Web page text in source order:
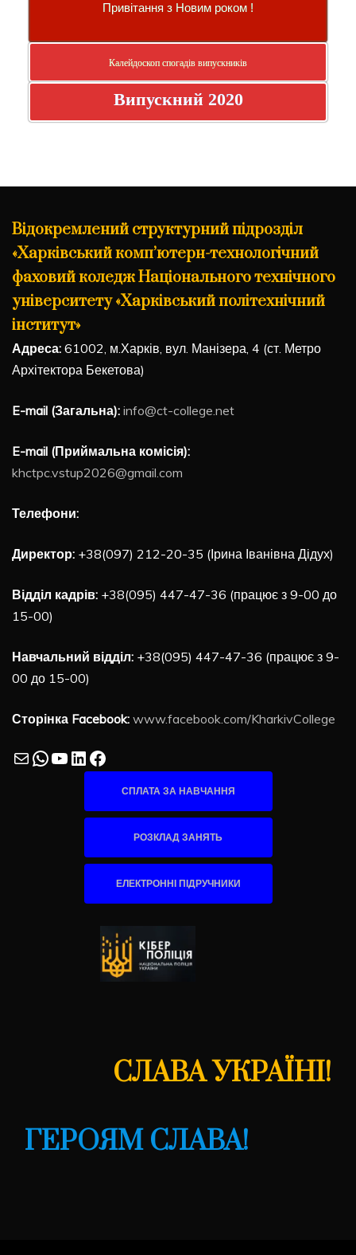
Привітання з Новим роком !
Калейдоскоп спогадів випускників
Випускний 2020
Відокремлений структурний підрозділ
«Харківський комп’ютерн-технологічний
фаховий коледж Національного технічного
університету «Харківський політехнічний
інститут»
Адреса: 61002, м.Харків, вул. Манізера, 4 (ст. Метро
Архітектора Бекетова)
E-mail (Загальна): info@ct-college.net
E-mail (Приймальна комісія):
khctpc.vstup2026@gmail.com
Телефони:
Директор: +38(097) 212-20-35 (Ірина Іванівна Дідух)
Відділ кадрів: +38(095) 447-47-36 (працює з 9-00 до
15-00)
Навчальний відділ: +38(095) 447-47-36 (працює з 9-
00 до 15-00)
Сторінка Facebook: www.facebook.com/KharkivCollege
MailWhatsApp
YouTube
LinkedIn
Facebook
СПЛАТА ЗА НАВЧАННЯ
РОЗКЛАД ЗАНЯТЬ
ЕЛЕКТРОННІ ПІДРУЧНИКИ
СЛАВА УКРАЇНІ!
ГЕРОЯМ СЛАВА!